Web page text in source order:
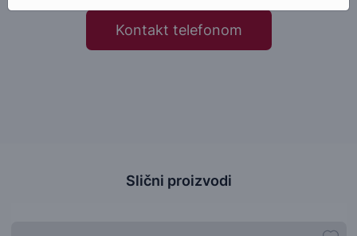
Kontakt telefonom
Slični proizvodi